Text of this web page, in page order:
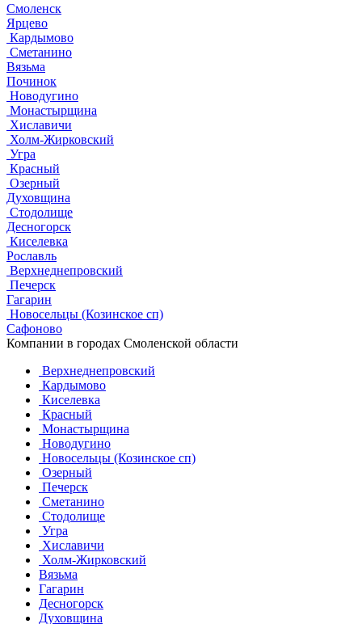
Смоленск
Ярцево
Кардымово
Сметанино
Вязьма
Починок
Новодугино
Монастырщина
Хиславичи
Холм-Жирковский
Угра
Красный
Озерный
Духовщина
Стодолище
Десногорск
Киселевка
Рославль
Верхнеднепровский
Печерск
Гагарин
Новосельцы (Козинское сп)
Сафоново
Компании в городах Смоленской области
Верхнеднепровский
Кардымово
Киселевка
Красный
Монастырщина
Новодугино
Новосельцы (Козинское сп)
Озерный
Печерск
Сметанино
Стодолище
Угра
Хиславичи
Холм-Жирковский
Вязьма
Гагарин
Десногорск
Духовщина